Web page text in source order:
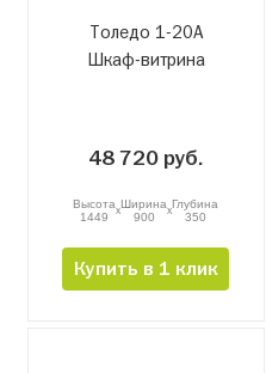
Толедо 1-20А
Шкаф-витрина
48 720 руб.
Высота
1449
xШирина
900
xГлубина
350
Купить в 1 клик